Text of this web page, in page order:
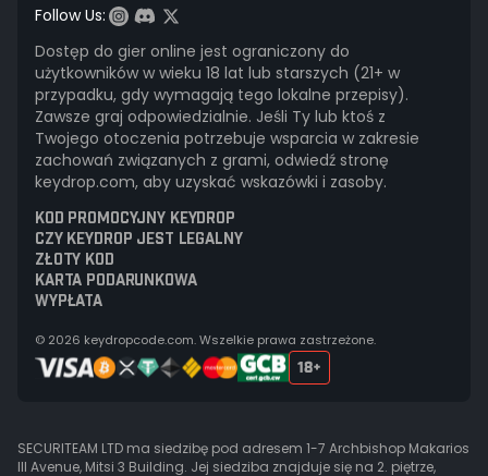
Follow Us:
Dostęp do gier online jest ograniczony do
użytkowników w wieku 18 lat lub starszych (21+ w
przypadku, gdy wymagają tego lokalne przepisy).
Zawsze graj odpowiedzialnie. Jeśli Ty lub ktoś z
Twojego otoczenia potrzebuje wsparcia w zakresie
zachowań związanych z grami, odwiedź stronę
keydrop.com, aby uzyskać wskazówki i zasoby.
KOD PROMOCYJNY KEYDROP
CZY KEYDROP JEST LEGALNY
ZŁOTY KOD
KARTA PODARUNKOWA
WYPŁATA
© 2026 keydropcode.com. Wszelkie prawa zastrzeżone.
SECURITEAM LTD ma siedzibę pod adresem 1-7 Archbishop Makarios
III Avenue, Mitsi 3 Building. Jej siedziba znajduje się na 2. piętrze,